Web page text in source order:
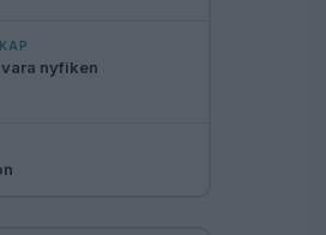
nyfiken